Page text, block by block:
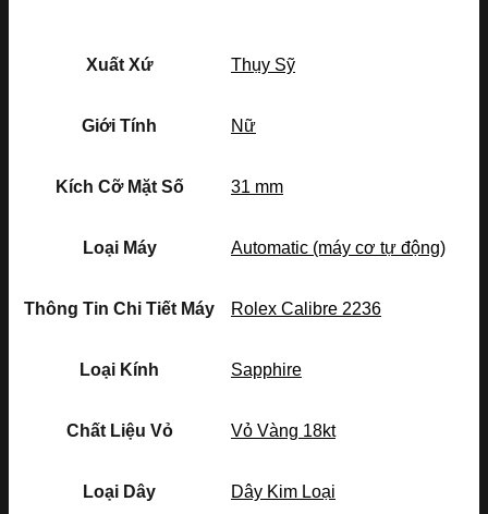
Xuất Xứ Thụy Sỹ
Giới Tính Nữ
Kích Cỡ Mặt Số 31 mm
Loại Máy Automatic (máy cơ tự động)
Thông Tin Chi Tiết Máy Rolex Calibre 2236
Loại Kính Sapphire
Chất Liệu Vỏ Vỏ Vàng 18kt
Loại Dây Dây Kim Loại